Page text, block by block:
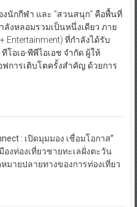
นักกีฬา และ “สวนสนุก” คือพื้นที่
งหลอมรวมเป็นหนึ่งเดียว ภาย
Entertainment) ที่กำลังได้รับ
อเอ-พีพีไอเอช จำกัด ผู้ให้
ฟการเติบโตครั้งสำคัญ ด้วยการ
: เปิดมุมมอง เชื่อมโอกาส”
องท่องเที่ยวชายทะเลฝั่งตะวัน
มายปลายทางของการท่องเที่ยว